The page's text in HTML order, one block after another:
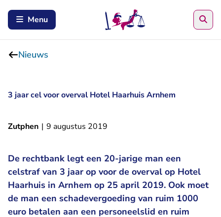
Menu
Nieuws
3 jaar cel voor overval Hotel Haarhuis Arnhem
Zutphen | 9 augustus 2019
De rechtbank legt een 20-jarige man een
celstraf van 3 jaar op voor de overval op Hotel
Haarhuis in Arnhem op 25 april 2019. Ook moet
de man een schadevergoeding van ruim 1000
euro betalen aan een personeelslid en ruim